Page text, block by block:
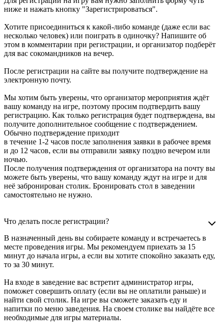
ниже и нажать кнопку "Зарегистрироваться".
Хотите присоединиться к какой-либо команде (даже если вас
несколько человек) или поиграть в одиночку? Напишите об
этом в комментарии при регистрации, и организатор подберёт
для вас сокомандников на вечер.
После регистрации на сайте вы получите подтверждение на
электронную почту.
Мы хотим быть уверены, что организатор мероприятия ждёт
вашу команду на игре, поэтому просим подтвердить вашу
регистрацию. Как только регистрация будет подтверждена, вы
получите дополнительное сообщение с подтверждением.
Обычно подтверждение приходит
в течение 1-2 часов после заполнения заявки в рабочее время
и до 12 часов, если вы отправили заявку поздно вечером или
ночью.
После получения подтверждения от организатора на почту вы
можете быть уверены, что вашу команду ждут на игре и для
неё забронирован столик. Бронировать стол в заведении
самостоятельно не нужно.
Что делать после регистрации?
В назначенный день вы собираете команду и встречаетесь в
месте проведения игры. Мы рекомендуем приехать за 15
минут до начала игры, а если вы хотите спокойно заказать еду,
то за 30 минут.
На входе в заведение вас встретит администратор игры,
поможет совершить оплату (если вы не оплатили раньше) и
найти свой столик. На игре вы сможете заказать еду и
напитки по меню заведения. На своем столике вы найдёте все
необходимые для игры материалы.